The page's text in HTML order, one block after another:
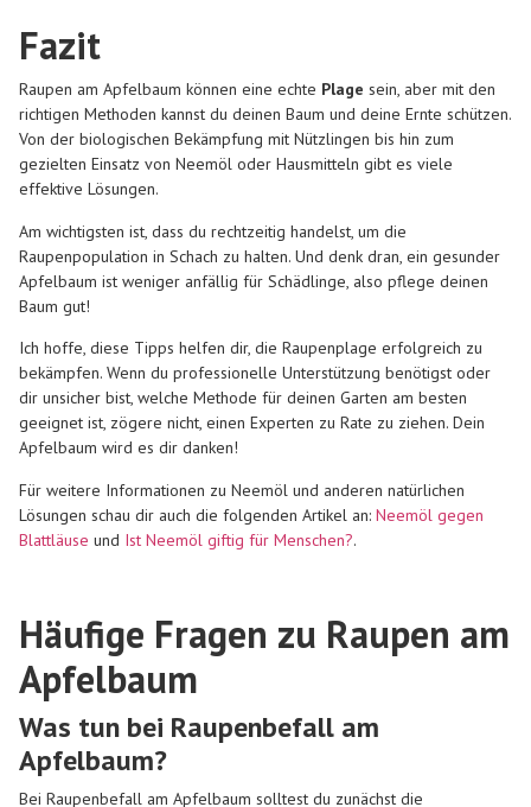
Fazit
Raupen am Apfelbaum können eine echte Plage sein, aber mit den
richtigen Methoden kannst du deinen Baum und deine Ernte schützen.
Von der biologischen Bekämpfung mit Nützlingen bis hin zum
gezielten Einsatz von Neemöl oder Hausmitteln gibt es viele
effektive Lösungen.
Am wichtigsten ist, dass du rechtzeitig handelst, um die
Raupenpopulation in Schach zu halten. Und denk dran, ein gesunder
Apfelbaum ist weniger anfällig für Schädlinge, also pflege deinen
Baum gut!
Ich hoffe, diese Tipps helfen dir, die Raupenplage erfolgreich zu
bekämpfen. Wenn du professionelle Unterstützung benötigst oder
dir unsicher bist, welche Methode für deinen Garten am besten
geeignet ist, zögere nicht, einen Experten zu Rate zu ziehen. Dein
Apfelbaum wird es dir danken!
Für weitere Informationen zu Neemöl und anderen natürlichen
Lösungen schau dir auch die folgenden Artikel an: Neemöl gegen
Blattläuse und Ist Neemöl giftig für Menschen?.
Häufige Fragen zu Raupen am
Apfelbaum
Was tun bei Raupenbefall am
Apfelbaum?
Bei Raupenbefall am Apfelbaum solltest du zunächst die